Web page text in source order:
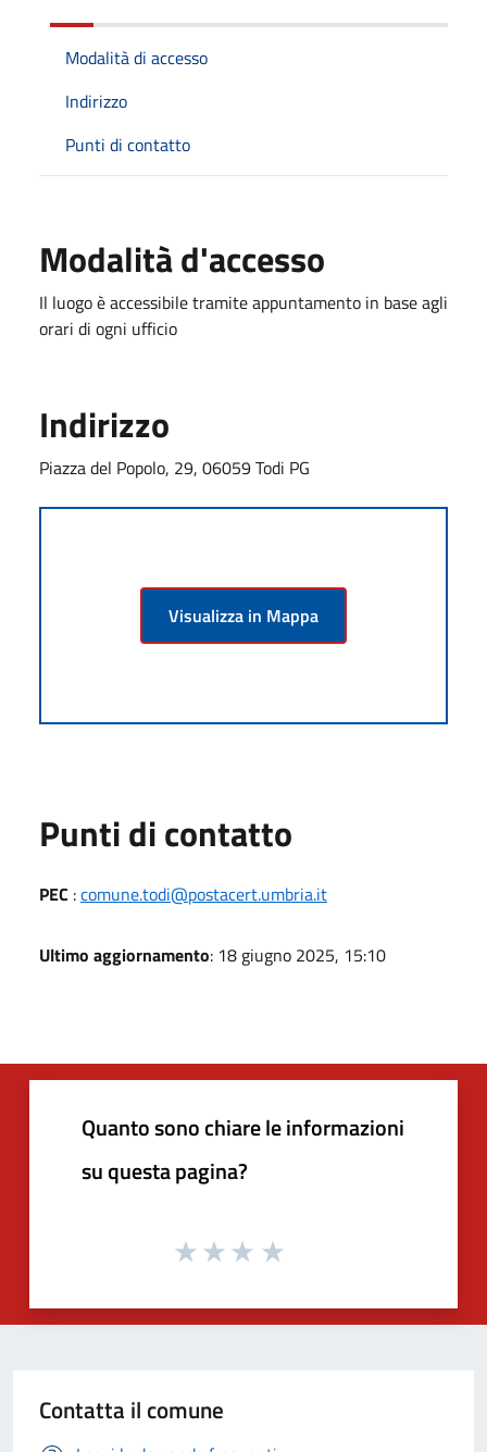
Modalità di accesso
Indirizzo
Punti di contatto
Modalità d'accesso
Il luogo è accessibile tramite appuntamento in base agli
orari di ogni ufficio
Indirizzo
Piazza del Popolo, 29, 06059 Todi PG
Visualizza in Mappa
Punti di contatto
PEC :comune.todi@postacert.umbria.it
Ultimo aggiornamento: 18 giugno 2025, 15:10
Quanto sono chiare le informazioni
su questa pagina?
Contatta il comune